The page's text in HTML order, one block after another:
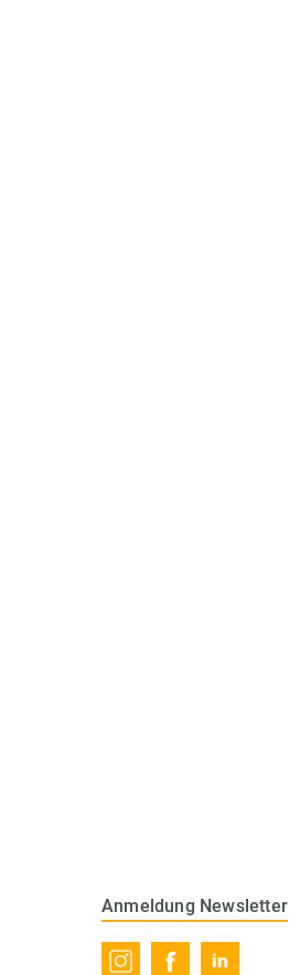
Anmeldung Newsletter